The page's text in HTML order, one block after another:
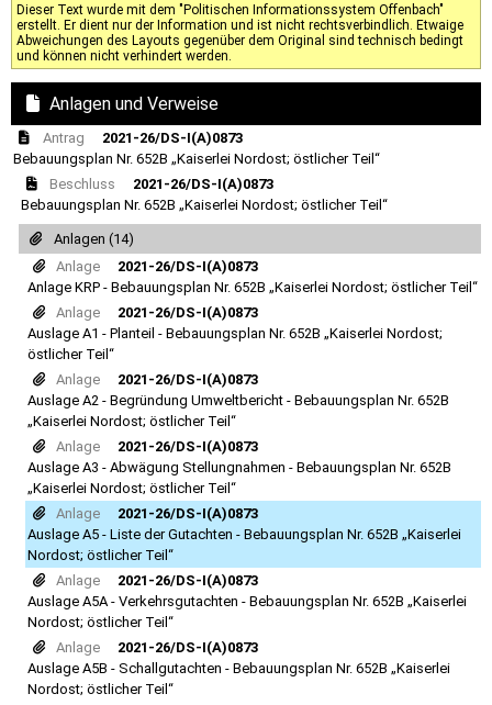
Dieser Text wurde mit dem "Politischen Informationssystem Offenbach"
erstellt. Er dient nur der Information und ist nicht rechtsverbindlich. Etwaige
Abweichungen des Layouts gegenüber dem Original sind technisch bedingt
und können nicht verhindert werden.
Anlagen und Verweise
Antrag
2021-26/DS-I(A)0873
Bebauungsplan Nr. 652B „Kaiserlei Nordost; östlicher Teil“
Beschluss
2021-26/DS-I(A)0873
Bebauungsplan Nr. 652B „Kaiserlei Nordost; östlicher Teil“
Anlagen (14)
Anlage
2021-26/DS-I(A)0873
Anlage KRP - Bebauungsplan Nr. 652B „Kaiserlei Nordost; östlicher Teil“
Anlage
2021-26/DS-I(A)0873
Auslage A1 - Planteil - Bebauungsplan Nr. 652B „Kaiserlei Nordost;
östlicher Teil“
Anlage
2021-26/DS-I(A)0873
Auslage A2 - Begründung Umweltbericht - Bebauungsplan Nr. 652B
„Kaiserlei Nordost; östlicher Teil“
Anlage
2021-26/DS-I(A)0873
Auslage A3 - Abwägung Stellungnahmen - Bebauungsplan Nr. 652B
„Kaiserlei Nordost; östlicher Teil“
Anlage
2021-26/DS-I(A)0873
Auslage A5 - Liste der Gutachten - Bebauungsplan Nr. 652B „Kaiserlei
Nordost; östlicher Teil“
Anlage
2021-26/DS-I(A)0873
Auslage A5A - Verkehrsgutachten - Bebauungsplan Nr. 652B „Kaiserlei
Nordost; östlicher Teil“
Anlage
2021-26/DS-I(A)0873
Auslage A5B - Schallgutachten - Bebauungsplan Nr. 652B „Kaiserlei
Nordost; östlicher Teil“